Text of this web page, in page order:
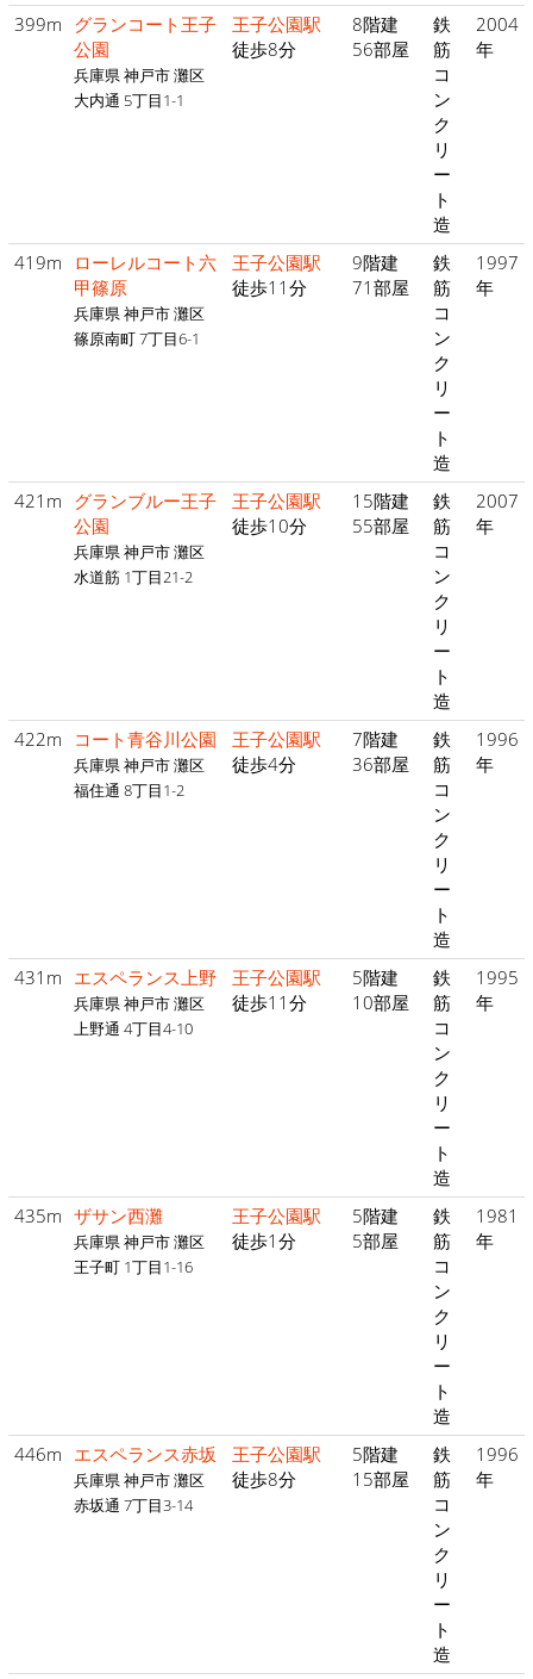
399m グランコート王子
公園
兵庫県 神戸市 灘区
大内通 5丁目1-1
王子公園駅
徒歩8分
8階建
56部屋
鉄
筋
コ
ン
ク
リ
ー
ト
造
2004
年
419m
ローレルコート六
甲篠原
兵庫県 神戸市 灘区
篠原南町 7丁目6-1
王子公園駅
徒歩11分
9階建
71部屋
鉄
筋
コ
ン
ク
リ
ー
ト
造
1997
年
421m グランブルー王子
公園
兵庫県 神戸市 灘区
水道筋 1丁目21-2
王子公園駅
徒歩10分
15階建
55部屋
鉄
筋
コ
ン
ク
リ
ー
ト
造
2007
年
422m コート青谷川公園
兵庫県 神戸市 灘区
福住通 8丁目1-2
王子公園駅
徒歩4分
7階建
36部屋
鉄
筋
コ
ン
ク
リ
ー
ト
造
1996
年
431m エスペランス上野
兵庫県 神戸市 灘区
上野通 4丁目4-10
王子公園駅
徒歩11分
5階建
10部屋
鉄
筋
コ
ン
ク
リ
ー
ト
造
1995
年
435m ザサン西灘
兵庫県 神戸市 灘区
王子町 1丁目1-16
王子公園駅
徒歩1分
5階建
5部屋
鉄
筋
コ
ン
ク
リ
ー
ト
造
1981
年
446m エスペランス赤坂
兵庫県 神戸市 灘区
赤坂通 7丁目3-14
王子公園駅
徒歩8分
5階建
15部屋
鉄
筋
コ
ン
ク
リ
ー
ト
造
1996
年